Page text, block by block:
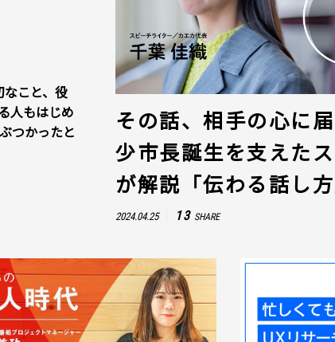
なこと、役
人もはじめ
つかったと
その話、相手の心に
少市長誕生を支えた
が解説「伝わる話し
2024.04.25 13 SHARE